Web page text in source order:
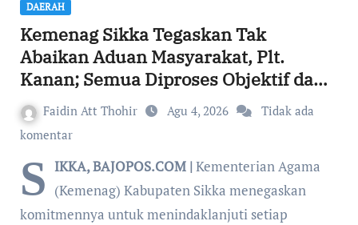
DAERAH
Kemenag Sikka Tegaskan Tak
Abaikan Aduan Masyarakat, Plt.
Kanan; Semua Diproses Objektif dan
Transparan
Faidin Att Thohir Agu 4, 2026
Tidak ada
komentar
S IKKA, BAJOPOS.COM | Kementerian Agama
(Kemenag) Kabupaten Sikka menegaskan
komitmennya untuk menindaklanjuti setiap